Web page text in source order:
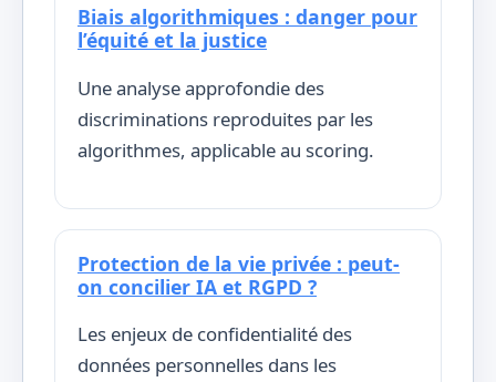
Biais algorithmiques : danger pour
l’équité et la justice
Une analyse approfondie des
discriminations reproduites par les
algorithmes, applicable au scoring.
Protection de la vie privée : peut-
on concilier IA et RGPD ?
Les enjeux de confidentialité des
données personnelles dans les